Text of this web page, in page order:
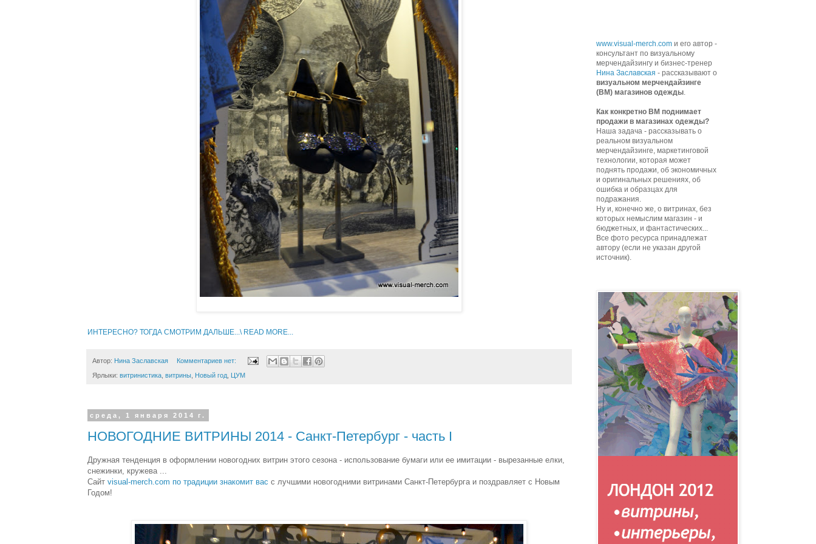
ИНТЕРЕСНО? ТОГДА СМОТРИМ ДАЛЬШЕ...\ READ MORE...
Автор: Нина Заславская Комментариев нет:
Ярлыки: витринистика витрины Новый год ЦУМ
среда, 1 января 2014 г.
НОВОГОДНИЕ ВИТРИНЫ 2014 - Санкт-Петербург - часть I
Дружная тенденция в оформлении новогодних витрин этого сезона - использование бумаги или ее имитации - вырезанные елки,
снежинки, кружева ...
Сайт visual-merch.com по традиции знакомит вас с лучшими новогодними витринами Санкт-Петербурга и поздравляет с Новым
Годом!
www.visual-merch.com и его автор -
консультант по визуальному
мерчендайзингу и бизнес-тренер
Нина Заславская - рассказывают о
визуальном мерчендайзинге
(ВМ) магазинов одежды.
Как конкретно ВМ поднимает
продажи в магазинах одежды?
Наша задача - рассказывать о
реальном визуальном
мерчендайзинге, маркетинговой
технологии, которая может
поднять продажи, об экономичных
и оригинальных решениях, об
ошибка и образцах для
подражания.
Ну и, конечно же, о витринах, без
которых немыслим магазин - и
бюджетных, и фантастических...
Все фото ресурса принадлежат
автору (если не указан другой
источник).